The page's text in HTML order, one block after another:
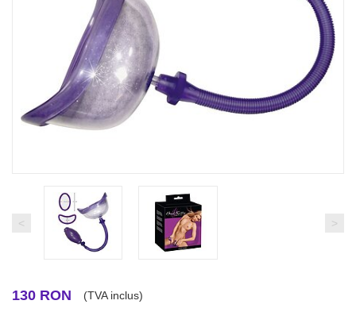
< >
130 RON
(TVA inclus)